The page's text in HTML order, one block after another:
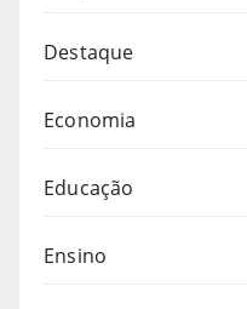
Destaque
Economia
Educação
Ensino